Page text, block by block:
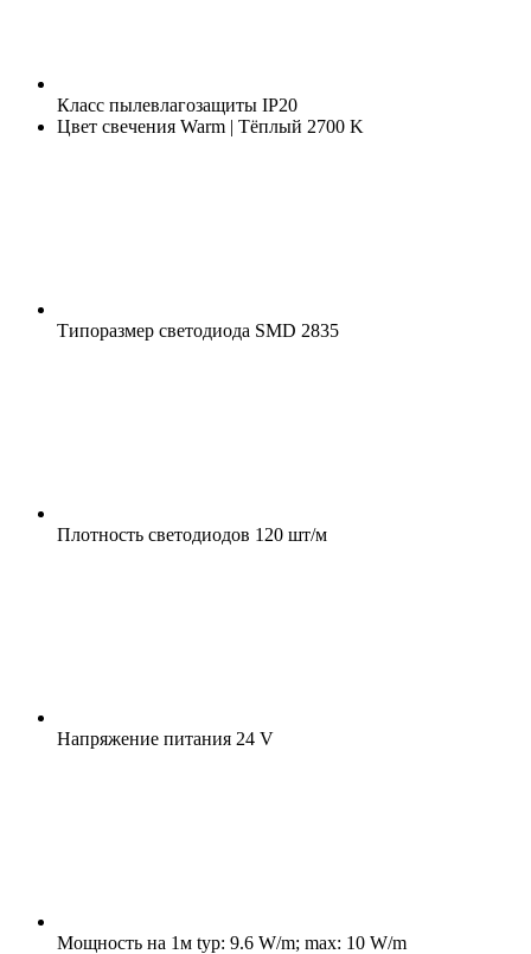
Класс пылевлагозащиты IP20
Цвет свечения Warm | Тёплый 2700 K
Типоразмер светодиода SMD 2835
Плотность светодиодов 120 шт/м
Напряжение питания 24 V
Мощность на 1м typ: 9.6 W/m; max: 10 W/m